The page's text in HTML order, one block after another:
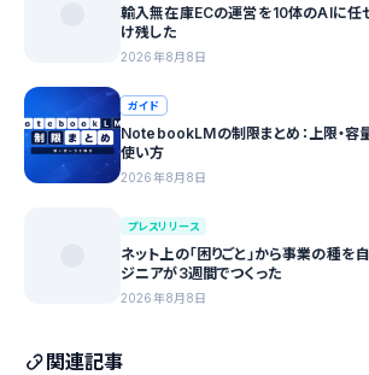
輸入無在庫ECの運営を10体のAIに任
け残した
2026年8月8日
ガイド
NotebookLMの制限まとめ：上限・容
使い方
2026年8月8日
プレスリリース
ネット上の「困りごと」から事業の種を
ジニアが3週間でつくった
2026年8月8日
関連記事